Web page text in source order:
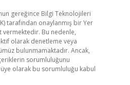
gereğince Bilgi Teknolojileri
tarafından onaylanmış bir Yer
vermektedir. Bu nedenle,
olarak denetleme veya
bulunmamaktadır. Ancak,
sorumluluğunu
olarak bu sorumluluğu kabul